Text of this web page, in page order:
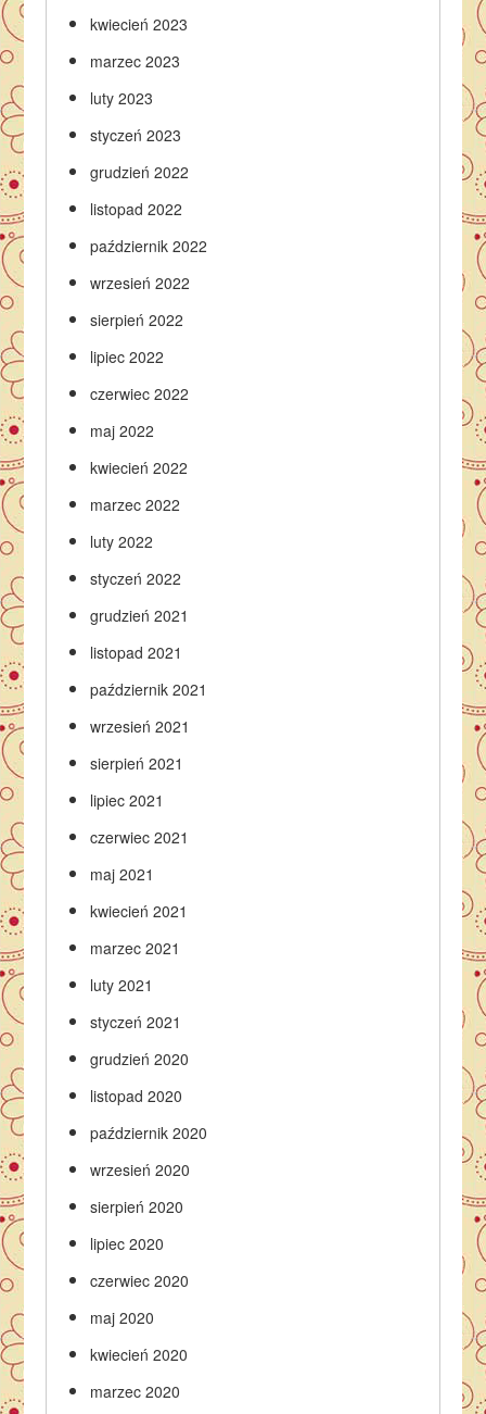
kwiecień 2023
marzec 2023
luty 2023
styczeń 2023
grudzień 2022
listopad 2022
październik 2022
wrzesień 2022
sierpień 2022
lipiec 2022
czerwiec 2022
maj 2022
kwiecień 2022
marzec 2022
luty 2022
styczeń 2022
grudzień 2021
listopad 2021
październik 2021
wrzesień 2021
sierpień 2021
lipiec 2021
czerwiec 2021
maj 2021
kwiecień 2021
marzec 2021
luty 2021
styczeń 2021
grudzień 2020
listopad 2020
październik 2020
wrzesień 2020
sierpień 2020
lipiec 2020
czerwiec 2020
maj 2020
kwiecień 2020
marzec 2020